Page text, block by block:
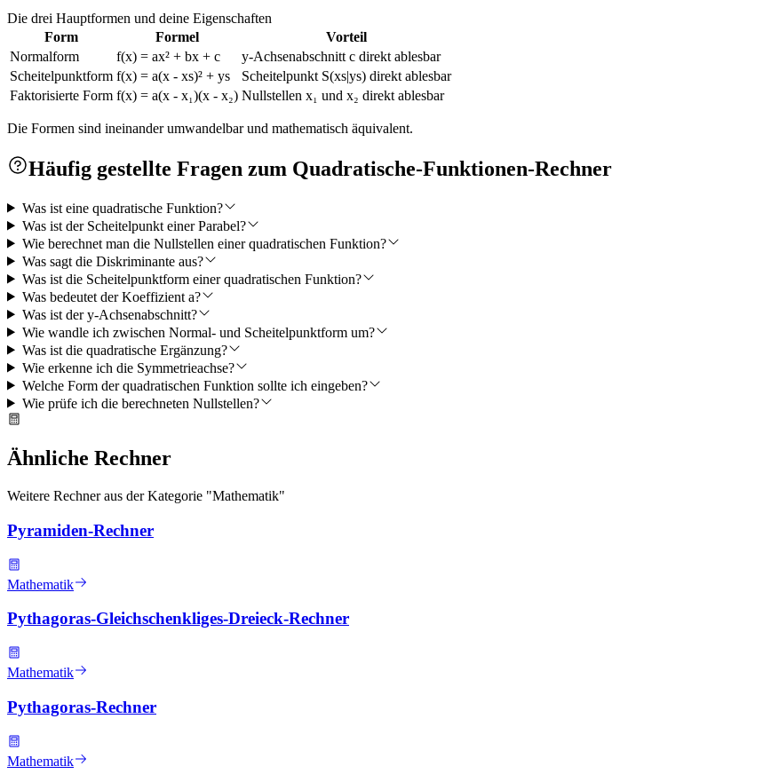
Die drei Hauptformen und deine Eigenschaften
Form
Formel
Vorteil
Normalform
f(x) = ax² + bx + c
y-Achsenabschnitt c direkt ablesbar
Scheitelpunktform f(x) = a(x - xs)² + ys
Scheitelpunkt S(xs|ys) direkt ablesbar
Faktorisierte Form f(x) = a(x - x₁)(x - x₂) Nullstellen x₁ und x₂ direkt ablesbar
Die Formen sind ineinander umwandelbar und mathematisch äquivalent.
Häufig gestellte Fragen zum Quadratische-Funktionen-Rechner
Was ist eine quadratische Funktion?
Was ist der Scheitelpunkt einer Parabel?
Wie berechnet man die Nullstellen einer quadratischen Funktion?
Was sagt die Diskriminante aus?
Was ist die Scheitelpunktform einer quadratischen Funktion?
Was bedeutet der Koeffizient a?
Was ist der y-Achsenabschnitt?
Wie wandle ich zwischen Normal- und Scheitelpunktform um?
Was ist die quadratische Ergänzung?
Wie erkenne ich die Symmetrieachse?
Welche Form der quadratischen Funktion sollte ich eingeben?
Wie prüfe ich die berechneten Nullstellen?
Ähnliche Rechner
Weitere Rechner aus der Kategorie "Mathematik"
Pyramiden-Rechner
Mathematik
Pythagoras-Gleichschenkliges-Dreieck-Rechner
Mathematik
Pythagoras-Rechner
Mathematik